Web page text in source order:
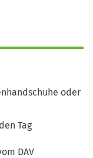
oder
Tag
DAV